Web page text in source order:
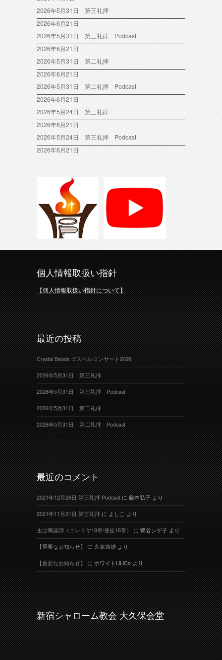
2026年5月31日 第三礼拝
2026年6月21日
2026年5月31日 第三礼拝 Podcast
2026年6月21日
2026年5月31日 第二礼拝
2026年6月21日
2026年5月31日 第二礼拝 Podcast
2026年6月21日
2026年5月24日 第三礼拝
2026年6月21日
2026年5月24日 第三礼拝 Podcast
2026年6月21日
個人情報取扱い指針
【個人情報取扱い指針について】
最近の投稿
Crystal Beads ゴスペルコンサート2026
2026年5月31日 第三礼拝
2026年5月31日 第三礼拝 Podcast
2026年5月31日 第二礼拝
2026年5月31日 第二礼拝 Podcast
最近のコメント
2021年12月26日 第三礼拝 Podcastに藤本弘子より
2021年11月21日 第三礼拝によしこより
主は陶器師（エレミヤ18章/使徒18章）に鷺谷シゲ子より
【重要なお知らせ】に久家康雄より
【重要なお知らせ】にホワイトLiLiCoより
新宿シャローム教会 大久保会堂